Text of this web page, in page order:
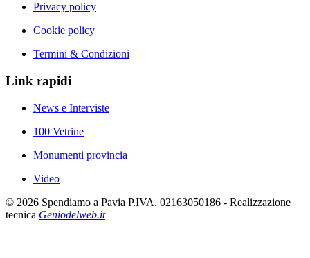
Privacy policy
Cookie policy
Termini & Condizioni
Link rapidi
News e Interviste
100 Vetrine
Monumenti provincia
Video
© 2026 Spendiamo a Pavia P.IVA. 02163050186 - Realizzazione
tecnica Geniodelweb.it